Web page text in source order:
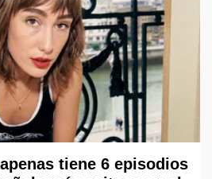
tiene 6 episodios